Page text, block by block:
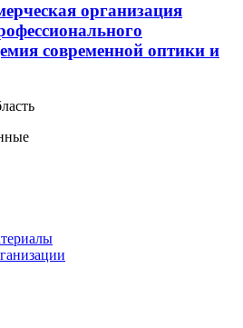
организация
современной оптики и